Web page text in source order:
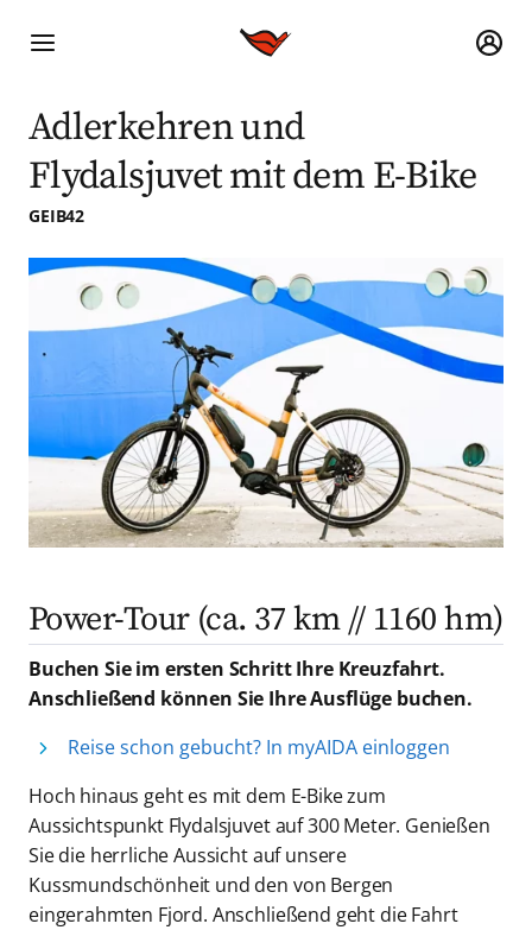
Adlerkehren und
Flydalsjuvet mit dem E-Bike
GEIB42
Power-Tour (ca. 37 km // 1160 hm)
Buchen Sie im ersten Schritt Ihre Kreuzfahrt.
Anschließend können Sie Ihre Ausflüge buchen.
Reise schon gebucht? In myAIDA einloggen
Hoch hinaus geht es mit dem E-Bike zum
Aussichtspunkt Flydalsjuvet auf 300 Meter. Genießen
Sie die herrliche Aussicht auf unsere
Kussmundschönheit und den von Bergen
eingerahmten Fjord. Anschließend geht die Fahrt